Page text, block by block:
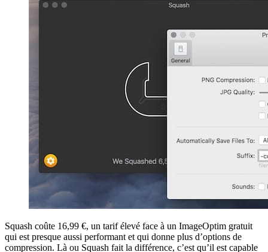
Squash coûte 16,99 €, un tarif élevé face à un ImageOptim gratuit
qui est presque aussi performant et qui donne plus d’options de
compression. Là ou Squash fait la différence, c’est qu’il est capable